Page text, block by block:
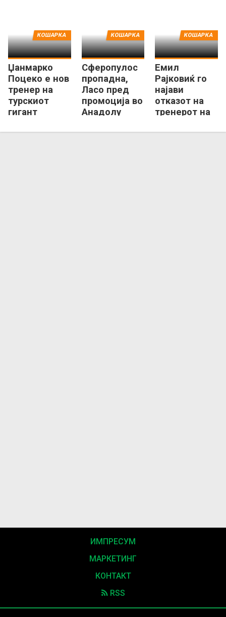
Џанмарко
Поцеко е нов
тренер на
турскиот
гигант
КОШАРКА
Сферопулос
пропадна,
Ласо пред
промоција во
Анадолу
КОШАРКА
Емил
Рајковиќ го
најави
отказот на
тренерот на
гигант
КОШАРКА
ИМПРЕСУМ
МАРКЕТИНГ
КОНТАКТ
RSS